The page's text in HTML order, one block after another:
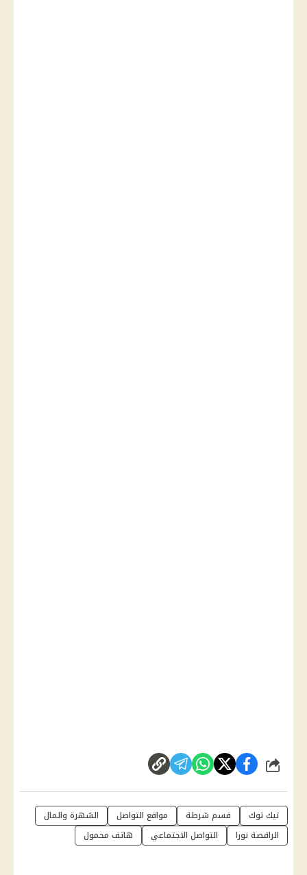
شارك
تيك توك قسم شرطة مواقع التواصل
الشهرة والمال
الراقصة نورا
التواصل الاجتماعي هاتف محمول